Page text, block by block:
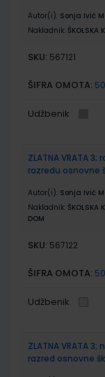
Autor(i): Sonja Ivić
Nakladnik: ŠKOLSKA
SKU: 567121
ŠIFRA OMOTA:
Udžbenik
ZLATNA VRATA
razredu osnovne
Autor(i): Sonja Ivić
Nakladnik: ŠKOLSKA
DOM
SKU: 567122
ŠIFRA OMOTA:
Udžbenik
ZLATNA VRATA
razred osnovne